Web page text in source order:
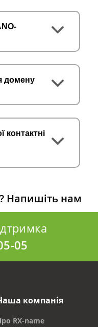
домену
контактні
Напишіть нам
05
компанія
RX-name